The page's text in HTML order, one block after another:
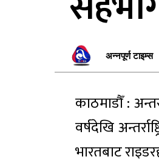
अन्नपूर्ण टाइम्स
काठमाडौँ :
वर्षदेखि
भारतबाट